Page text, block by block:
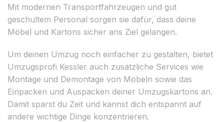
Mit modernen Transportfahrzeugen und gut
geschultem Personal sorgen sie dafür, dass deine
Möbel und Kartons sicher ans Ziel gelangen.
Um deinen Umzug noch einfacher zu gestalten, bietet
Umzugsprofi Kessler auch zusätzliche Services wie
Montage und Demontage von Möbeln sowie das
Einpacken und Auspacken deiner Umzugskartons an.
Damit sparst du Zeit und kannst dich entspannt auf
andere wichtige Dinge konzentrieren.